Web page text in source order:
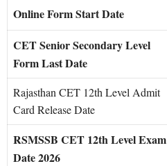
Online Form Start Date
CET Senior Secondary Level
Form Last Date
Rajasthan CET 12th Level Admit
Card Release Date
RSMSSB CET 12th Level Exam
Date 2026